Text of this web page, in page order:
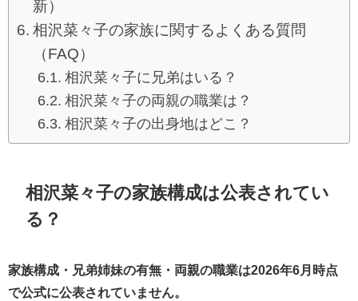
新）
相沢菜々子の家族に関するよくある質問
（FAQ）
相沢菜々子に兄弟はいる？
相沢菜々子の両親の職業は？
相沢菜々子の出身地はどこ？
相沢菜々子の家族構成は公表されてい
る？
家族構成・兄弟姉妹の有無・両親の職業は2026年6月時点
で公式に公表されていません。